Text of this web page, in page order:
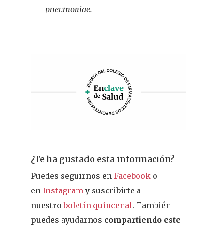
pneumoniae.
¿Te ha gustado esta información?
Puedes seguirnos enFacebook o
enInstagram y suscribirte a
nuestroboletín quincenal. También
puedes ayudarnos compartiendo este